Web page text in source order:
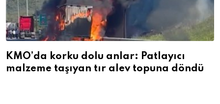
KMO’da korku dolu anlar: Patlayıcı
malzeme taşıyan tır alev topuna döndü